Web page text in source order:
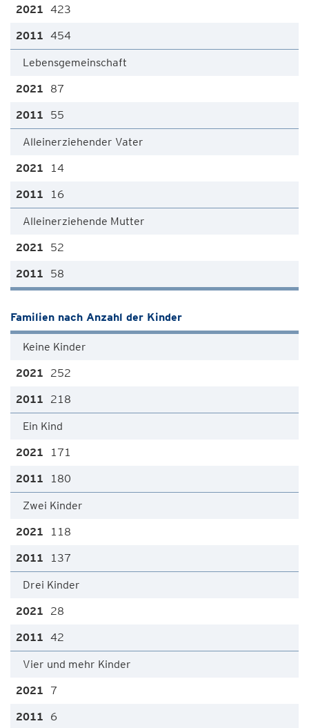
423
454
Lebensgemeinschaft
87
55
Alleinerziehender Vater
14
16
Alleinerziehende Mutter
52
58
Familien nach Anzahl der Kinder
Keine Kinder
252
218
Ein Kind
171
180
Zwei Kinder
118
137
Drei Kinder
28
42
Vier und mehr Kinder
7
6